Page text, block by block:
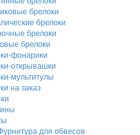
брелоки
брелоки
брелоки
брелоки
фонарики
открывашки
мультитулы
на заказ
для обвесов